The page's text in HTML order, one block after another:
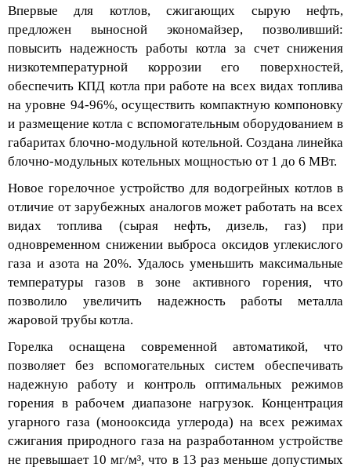
Впервые для котлов, сжигающих сырую нефть,
предложен выносной экономайзер, позволивший:
повыситьнадежность работы котла за счет снижения
низкотемпературной коррозии его поверхностей,
обеспечить КПД котла при работе на всех видах топлива
на уровне 94-96%, осуществить компактную компоновку
и размещение котла с вспомогательным оборудованием в
габаритахблочно-модульной котельной. Создана линейка
блочно-модульных котельных мощностью от 1 до 6 МВт.
Новое горелочное устройство для водогрейных котлов в
отличие от зарубежных аналогов может работать на всех
видахтоплива (сырая нефть, дизель, газ) при
одновременном снижении выброса оксидов углекислого
газа и азота на 20%. Удалось уменьшить максимальные
температуры газов в зоне активного горения, что
позволило увеличить надежность работы металла
жаровой трубы котла.
Горелка оснащена современной автоматикой, что
позволяет без вспомогательных систем обеспечивать
надежную работу и контроль оптимальных режимов
горения в рабочем диапазоне нагрузок. Концентрация
угарного газа (монооксида углерода) на всех режимах
сжигания природного газа на разработанном устройстве
не превышает 10 мг/м³, что в 13 раз меньше допустимых